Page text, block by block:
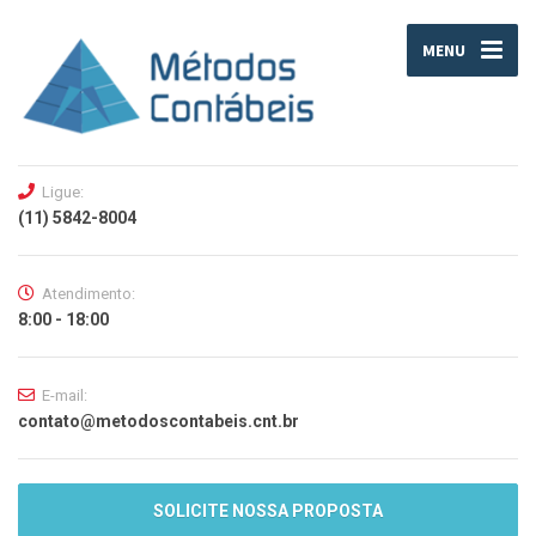
MENU
Ligue:
(11) 5842-8004
Atendimento:
8:00 - 18:00
E-mail:
contato@metodoscontabeis.cnt.br
SOLICITE NOSSA PROPOSTA